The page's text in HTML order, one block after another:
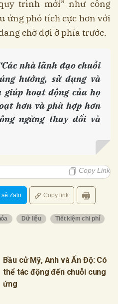
trình mới” như công
ứng phó tích cực hơn với
chờ đợi ở phía trước.
nhà lãnh đạo chuỗi
hướng, sử dụng và
giúp hoạt động của họ
hơn và phù hợp hơn
ngừng thay đổi và
Copy Link
sẻ Zalo Copy link
Dữ liệu Tiết kiệm chi phí
Bầu cử Mỹ, Anh và Ấn Độ: Có
thể tác động đến chuỗi cung
ứng